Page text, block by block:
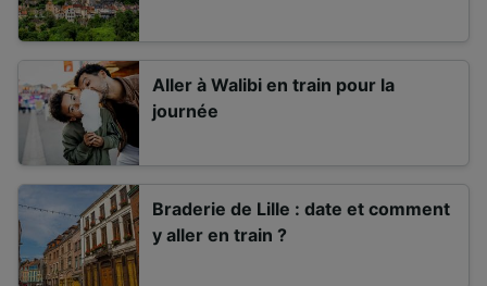
Aller à Walibi en train pour la
journée
Braderie de Lille : date et comment
y aller en train ?